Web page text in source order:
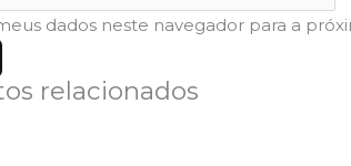
dados neste navegador para a
relacionados